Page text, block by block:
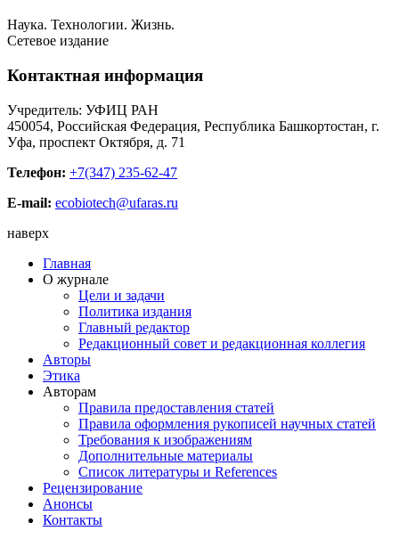
Наука. Технологии. Жизнь.
Сетевое издание
Контактная информация
Учредитель: УФИЦ РАН
450054, Российская Федерация, Республика Башкортостан, г.
Уфа, проспект Октября, д. 71
Телефон: +7(347) 235-62-47
E-mail: ecobiotech@ufaras.ru
наверх
Главная
О журнале
Цели и задачи
Политика издания
Главный редактор
Редакционный совет и редакционная коллегия
Авторы
Этика
Авторам
Правила предоставления статей
Правила оформления рукописей научных статей
Требования к изображениям
Дополнительные материалы
Список литературы и References
Рецензирование
Анонсы
Контакты